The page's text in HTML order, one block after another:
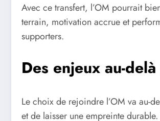
Avec ce transfert, l’OM pourrait
terrain, motivation accrue et
supporters.
Des enjeux au-
Le choix de rejoindre l’OM va au-
et de laisser une empreinte